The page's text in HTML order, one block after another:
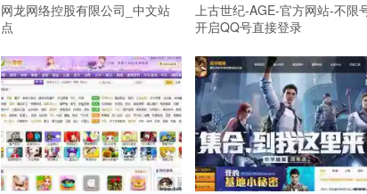
网龙网络控股有限公司_中文站
点
上古世纪-AGE-官方网站-不限
开启QQ号直接登录